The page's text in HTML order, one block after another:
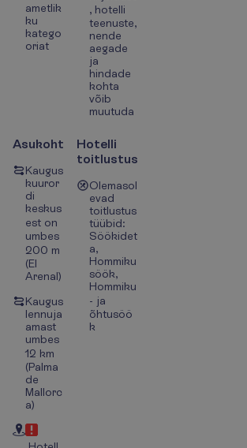
ametlik
ku
katego
oriat
, hotelli
teenuste,
nende
aegade
ja
hindade
kohta
võib
muutuda
Asukoht
Kaugus
kuuror
di
keskus
est on
umbes
200 m
(El
Arenal)
Kaugus
lennuja
amast
umbes
12 km
(Palma
de
Mallorc
a)
Hotelli
toitlustus
Olemasol
evad
toitlustus
tüübid:
Söökidet
a,
Hommiku
söök,
Hommiku
- ja
õhtusöö
k